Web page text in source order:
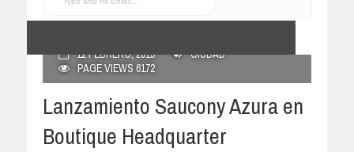
12 FEBRERO, 2019
CIUDAD
PAGE VIEWS 6172
Lanzamiento Saucony Azura en
Boutique Headquarter